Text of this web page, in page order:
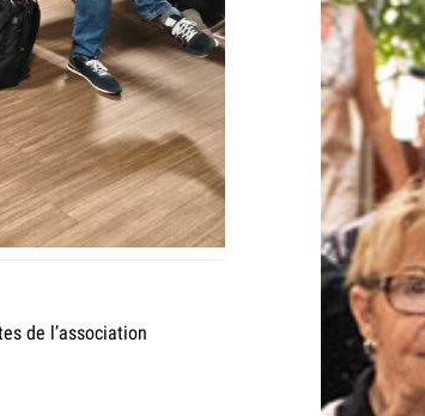
de l’association